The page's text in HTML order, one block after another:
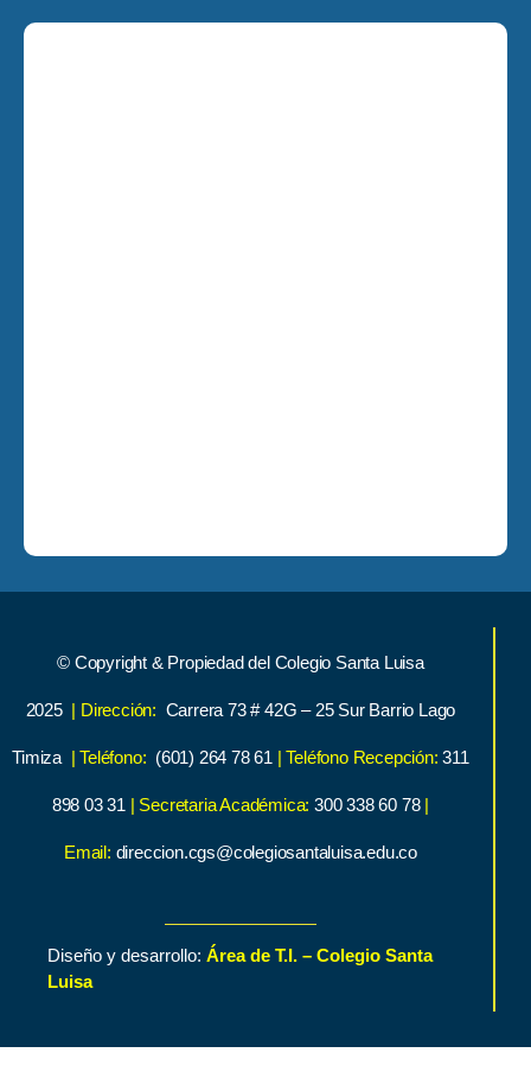
© Copyright & Propiedad del Colegio Santa Luisa
2025 | Dirección: Carrera 73 # 42G – 25 Sur Barrio Lago
Timiza | Teléfono: (601) 264 78 61 | Teléfono Recepción: 311
898 03 31 | Secretaria Académica:300 338 60 78
Email: direccion.cgs@colegiosantaluisa.edu.co
Diseño y desarrollo: Área de T.I. – Colegio Santa
Luisa